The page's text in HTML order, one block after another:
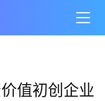
值初创企业